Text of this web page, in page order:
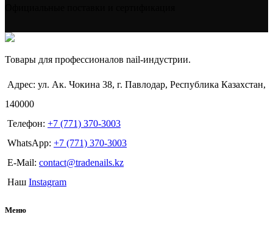
Товары для профессионалов nail-индустрии.
Адрес: ул. Ак. Чокина 38, г. Павлодар, Республика Казахстан,
140000
Телефон: +7 (771) 370-3003
WhatsApp: +7 (771) 370-3003
E-Mail: contact@tradenails.kz
Наш Instagram
Меню